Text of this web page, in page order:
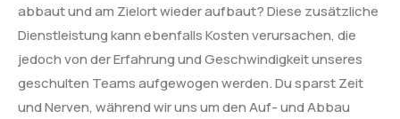
abbaut und am Zielort wieder aufbaut? Diese zusätzliche
Dienstleistung kann ebenfalls Kosten verursachen, die
jedoch von der Erfahrung und Geschwindigkeit unseres
geschulten Teams aufgewogen werden. Du sparst Zeit
und Nerven, während wir uns um den Auf- und Abbau